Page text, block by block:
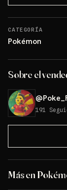
CATEGORÍA
Pokémon
Sobre el
@
191
Más en